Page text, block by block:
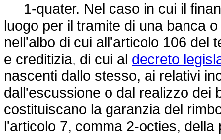
1-quater. Nel caso in cui il
luogo per il tramite di una banca
nell'albo di cui all'articolo 106 del
e creditizia, di cui al decreto
nascenti dallo stesso, ai relativi
dall'escussione o dal realizzo dei
costituiscano la garanzia del
l'articolo 7, comma 2-octies,